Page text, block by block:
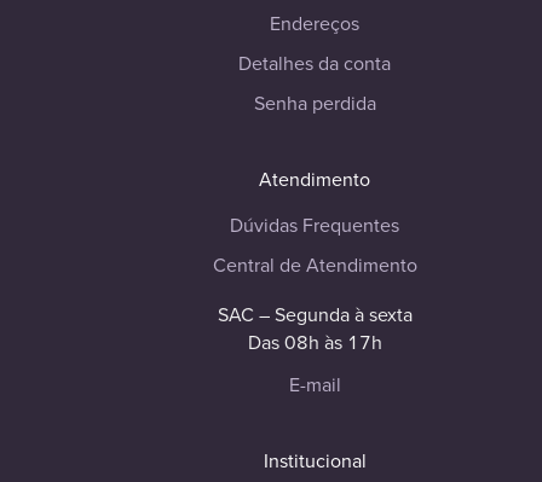
Endereços
Detalhes da conta
Senha perdida
Atendimento
Dúvidas Frequentes
Central de Atendimento
SAC – Segunda à sexta
Das 08h às 17h
E-mail
Institucional